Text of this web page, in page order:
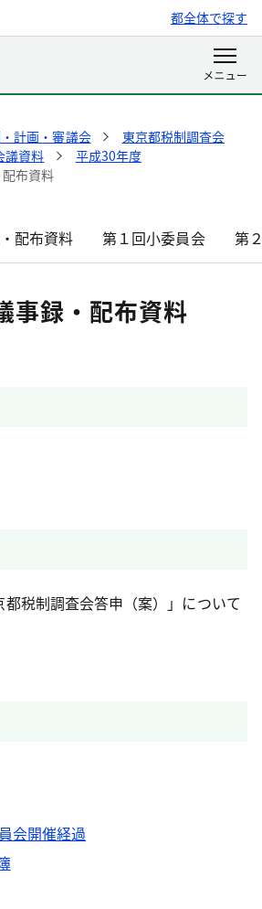
都全体で探す
計画・審議会
東京都税制調査会
議資料
平成30年度
布資料
配布資料 第１回小委員会 第
事録・配布資料
都税制調査会答申（案）」について
会開催経過